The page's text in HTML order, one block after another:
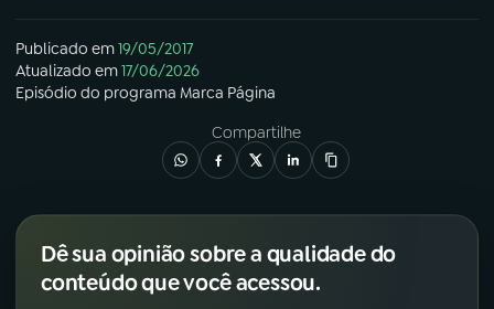
Publicado em19/05/2017
Atualizado em17/06/2026
Episódio do programa Marca Página
Compartilhe
Dê sua opinião sobre a qualidade do
conteúdo que você acessou.